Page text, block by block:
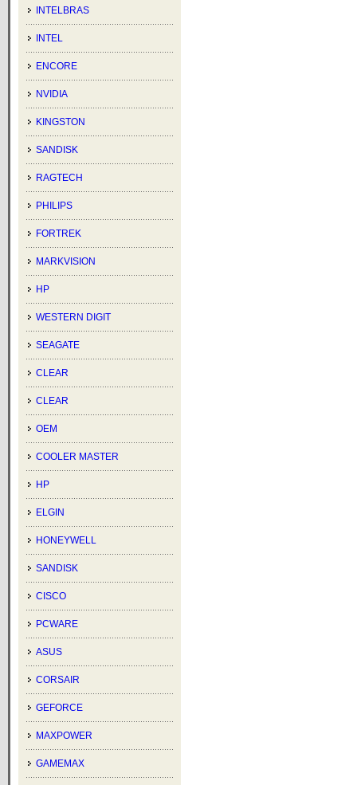
INTELBRAS
INTEL
ENCORE
NVIDIA
KINGSTON
SANDISK
RAGTECH
PHILIPS
FORTREK
MARKVISION
HP
WESTERN DIGIT
SEAGATE
CLEAR
CLEAR
OEM
COOLER MASTER
HP
ELGIN
HONEYWELL
SANDISK
CISCO
PCWARE
ASUS
CORSAIR
GEFORCE
MAXPOWER
GAMEMAX